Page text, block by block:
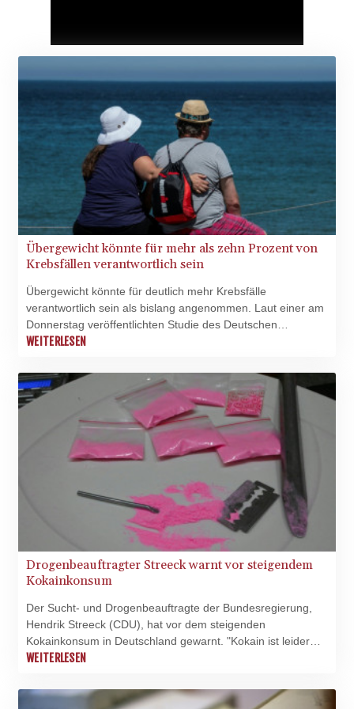
Übergewicht könnte für mehr als zehn Prozent von
Krebsfällen verantwortlich sein
Übergewicht könnte für deutlich mehr Krebsfälle
verantwortlich sein als bislang angenommen. Laut einer am
Donnerstag veröffentlichten Studie des Deutschen
Krebsforschungszentrums (DKFZ) in Heidelberg sind
auf ein erhöhtes Körpergewicht oder Fettleibigkeit
zurückzuführen. Das sind fast doppelt so viele wie nach
bisherigen Schätzungen zu vermuten war.
WEITERLESEN
Drogenbeauftragter Streeck warnt vor steigendem
Kokainkonsum
Der Sucht- und Drogenbeauftragte der Bundesregierung,
Hendrik Streeck (CDU), hat vor dem steigenden
Kokainkonsum in Deutschland gewarnt. "Kokain ist leider
keine Randdroge mehr", sagte Streeck am Donnerstag im
Gesellschaft angekommen.
WEITERLESEN